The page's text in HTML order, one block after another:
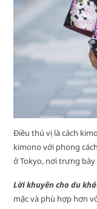
Điều thú vị là cách
kimono với phong
ở Tokyo, nơi trưng
Lời khuyên cho du
mặc và phù hợp hơn